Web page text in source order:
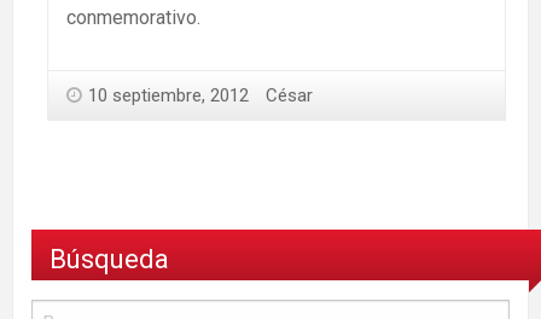
conmemorativo.
10 septiembre, 2012 César
Búsqueda